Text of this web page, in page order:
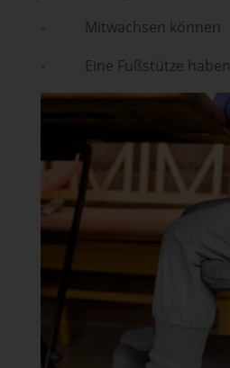
⁃ Mitwachsen können
⁃ Eine Fußstütze haben